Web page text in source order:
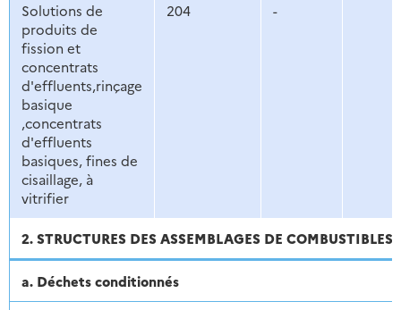
Solutions de
produits de
fission et
concentrats
d'effluents,rinçage
basique
,concentrats
d'effluents
basiques, fines de
cisaillage, à
vitrifier
204 -
2. STRUCTURES DES ASSEMBLAGES DE COMBUSTIBLES
a. Déchets conditionnés